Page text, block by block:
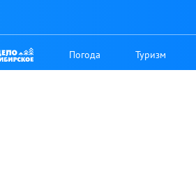
Погода Туризм